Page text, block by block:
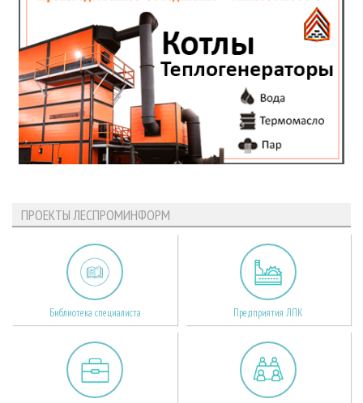
ПРОЕКТЫ ЛЕСПРОМИНФОРМ
Библиотека специалиста Предприятия ЛПК